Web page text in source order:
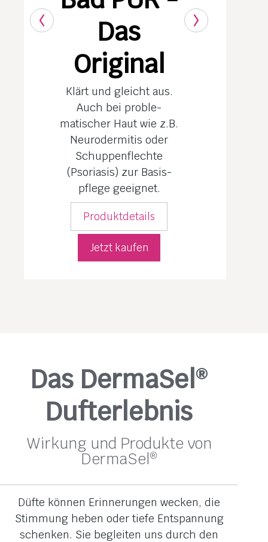
Das
Original
Klärt und gleicht aus.
Auch bei proble­
matischer Haut wie z.B.
Neuro­dermitis oder
Schuppenflechte
(Psoriasis) zur Basis­
pflege geeignet.
Produktdetails
Jetzt kaufen
Das DermaSel®
Dufterlebnis
Wirkung und Produkte von
DermaSel®
Düfte können Erinnerungen wecken, die
Stimmung heben oder tiefe Entspannung
schenken. Sie begleiten uns durch den